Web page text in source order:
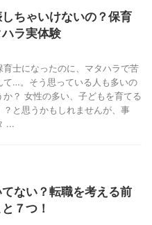
ちゃいけないの？保育
ラ実体験
育士になったのに、マタハラで苦
て…。そう思っている人も多いの
か？ 女性の多い、子どもを育てる
？と思うかもしれませんが、事
...
ない？転職を考える前
７つ！